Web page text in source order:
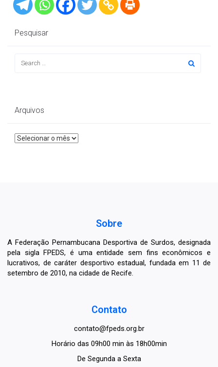
Pesquisar
Arquivos
Arquivos
Sobre
A Federação Pernambucana Desportiva de Surdos, designada
pela sigla FPEDS, é uma entidade sem fins econômicos e
lucrativos, de caráter desportivo estadual, fundada em 11 de
setembro de 2010, na cidade de Recife.
Contato
contato@fpeds.org.br
Horário das 09h00 min às 18h00min
De Segunda a Sexta